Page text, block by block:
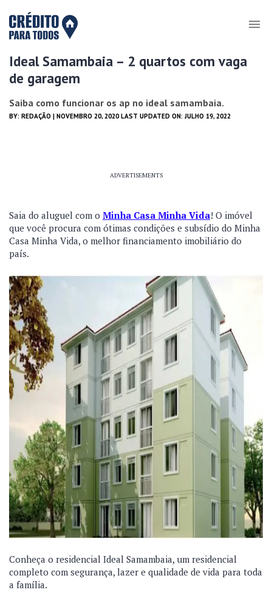
Ideal Samambaia – 2 quartos com vaga
de garagem
Saiba como funcionar os ap no ideal samambaia.
BY: REDAÇÃO | NOVEMBRO 20, 2020 LAST UPDATED ON: JULHO 19, 2022
ADVERTISEMENTS
Saia do aluguel com o Minha Casa Minha Vida! O imóvel
que você procura com ótimas condições e subsídio do Minha
Casa Minha Vida, o melhor financiamento imobiliário do
país.
Conheça o residencial Ideal Samambaia, um residencial
completo com segurança, lazer e qualidade de vida para toda
a família.